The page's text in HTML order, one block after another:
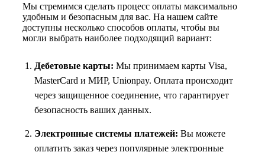
Мы стремимся сделать процесс оплаты максимально
удобным и безопасным для вас. На нашем сайте
доступны несколько способов оплаты, чтобы вы
могли выбрать наиболее подходящий вариант:
Дебетовые карты: Мы принимаем карты Visa,
MasterCard и МИР, Unionpay. Оплата происходит
через защищенное соединение, что гарантирует
безопасность ваших данных.
Электронные системы платежей: Вы можете
оплатить заказ через популярные электронные